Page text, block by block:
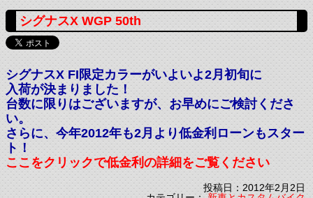
シグナスX WGP 50th
シグナスX FI限定カラーがいよいよ2月初旬に
入荷が決まりました！
台数に限りはございますが、お早めにご検討くださ
い。
さらに、今年2012年も2月より低金利ローンもスター
ト！
ここをクリックで低金利の詳細をご覧ください
投稿日：2012年2月2日